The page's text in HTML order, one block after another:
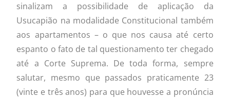
sinalizam a possibilidade de aplicação da
Usucapião na modalidade Constitucional também
aos apartamentos – o que nos causa até certo
espanto o fato de tal questionamento ter chegado
até a Corte Suprema. De toda forma, sempre
salutar, mesmo que passados praticamente 23
(vinte e três anos) para que houvesse a pronúncia